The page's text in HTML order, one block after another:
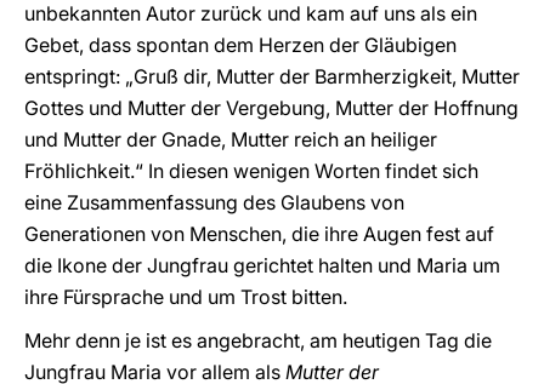
unbekannten Autor zurück und kam auf uns als ein
Gebet, dass spontan dem Herzen der Gläubigen
entspringt: „Gruß dir, Mutter der Barmherzigkeit, Mutter
Gottes und Mutter der Vergebung, Mutter der Hoffnung
und Mutter der Gnade, Mutter reich an heiliger
Fröhlichkeit.“ In diesen wenigen Worten findet sich
eine Zusammenfassung des Glaubens von
Generationen von Menschen, die ihre Augen fest auf
die Ikone der Jungfrau gerichtet halten und Maria um
ihre Fürsprache und um Trost bitten.
Mehr denn je ist es angebracht, am heutigen Tag die
Jungfrau Maria vor allem als Mutter der